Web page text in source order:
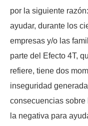
por la siguiente
ayudar, durante los
empresas y/o las
parte del Efecto 4T,
refiere, tiene dos
inseguridad
consecuencias
la negativa para